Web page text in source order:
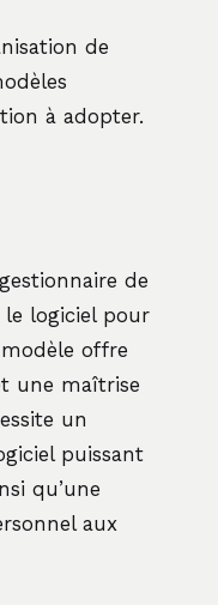
de
à adopter.
de
logiciel pour
offre
une maîtrise
un
puissant
qu’une
aux